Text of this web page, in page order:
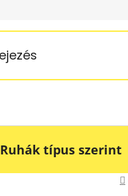
Ruhák típus szerint